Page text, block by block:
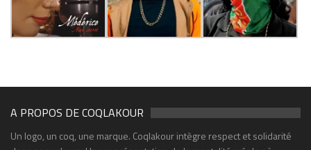
A PROPOS DE COQLAKOUR
Un logo, un coq, une marque. Coqlakour intègre respect et solidarité